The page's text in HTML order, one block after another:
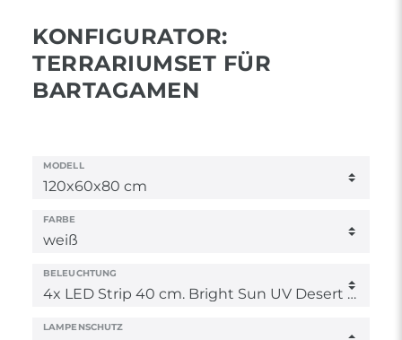
KONFIGURATOR:
TERRARIUMSET FÜR
BARTAGAMEN
MODELL
FARBE
BELEUCHTUNG
LAMPENSCHUTZ